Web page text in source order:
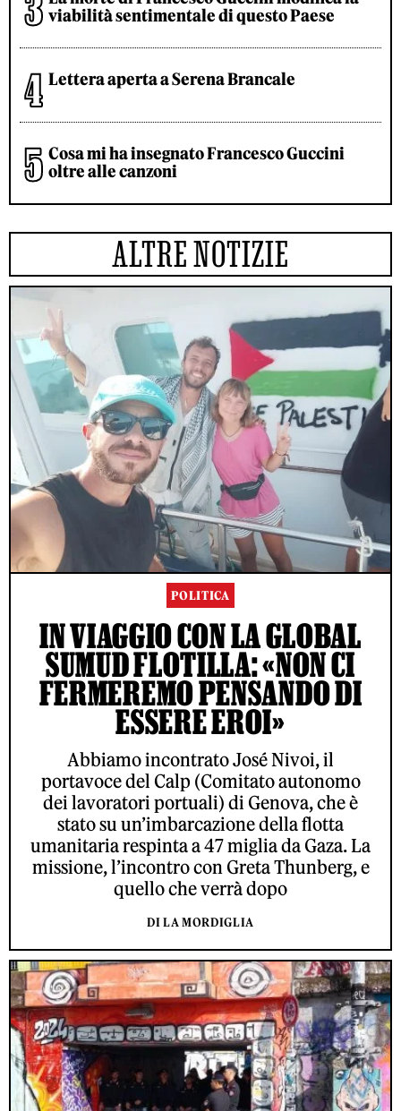
viabilità sentimentale di questo Paese
Lettera aperta a Serena Brancale
Cosa mi ha insegnato Francesco Guccini
oltre alle canzoni
ALTRE NOTIZIE
POLITICA
IN VIAGGIO CON LA GLOBAL
SUMUD FLOTILLA: «NON CI
FERMEREMO PENSANDO DI
ESSERE EROI»
Abbiamo incontrato José Nivoi, il
portavoce del Calp (Comitato autonomo
dei lavoratori portuali) di Genova, che è
stato su un’imbarcazione della flotta
umanitaria respinta a 47 miglia da Gaza. La
missione, l’incontro con Greta Thunberg, e
quello che verrà dopo
DI LA MORDIGLIA